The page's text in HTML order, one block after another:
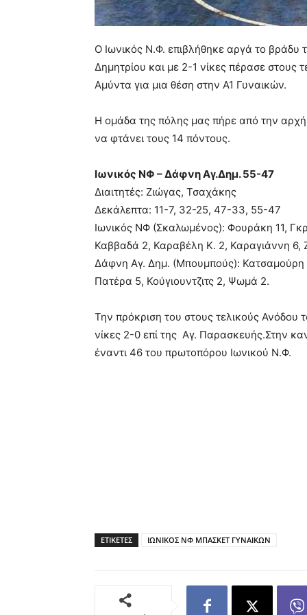
Ο Ιωνικός Ν.Φ. επιβλήθηκε αργά το
Δημητρίου και με 2-1 νίκες πέρασε στους
Αμύντα για μια θέση στην Α1 Γυναικών.
Η ομάδα της πόλης μας πήρε από την αρχή
να φτάνει τους 14 πόντους.
Ιωνικός ΝΦ – Δάφνη Αγ.Δημ. 55-47
Διαιτητές: Ζιώγας, Τσαχάκης
Δεκάλεπτα: 11-7, 32-25, 47-33, 55-47
Ιωνικός ΝΦ (Σκαλωμένος): Φουράκη 11,
Καββαδά 2, Καραβέλη Κ. 2, Καραγιάννη 6,
Δάφνη Αγ. Δημ. (Μπουμπούς):
Πατέρα 5, Κούγιουντζιτς 2, Ψωμά 2.
Την πρόκριση του στους τελικούς Ανόδου
νίκες 2-0 επί της Αγ. Παρασκευής.Στην
έναντι 46 του πρωτοπόρου Ιωνικού Ν.Φ.
ΕΤΙΚΕΤΕΣ ΙΩΝΙΚΟΣ ΝΦ ΜΠΑΣΚΕΤ ΓΥΝΑΙΚΩΝ